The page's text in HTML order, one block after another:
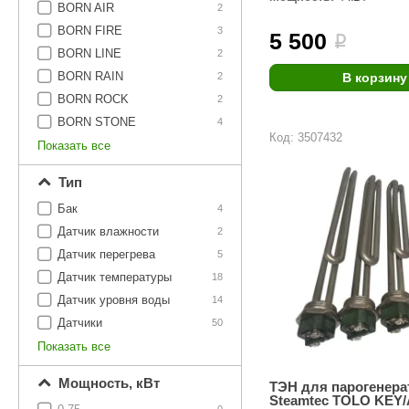
Мебель для бани
Душевые и паровые
Облицовки для печей
Готовые сауны
ИК сауны
Фитобочки
Материалы для сауны
Материалы для хамама
Duramax
Karina TMF
Инжкомцентр 3D SAUNA
Вулкан
Бренеран Grill’D
Эволюция
Теплый камень Россия
ПАР-ecology СОМ
EcoLife Woodson
Teplofom JLT
Mobiba Talc
Hukka Design
R-Snow
2
BORN AIR
3
BORN FIRE
2
BORN LINE
2
BORN RAIN
2
BORN ROCK
4
BORN STONE
Показать все
Тип
4
Бак
2
Датчик влажности
5
Датчик перегрева
18
Датчик температуры
14
Датчик уровня воды
50
Датчики
Показать все
Мощность, кВт
5 500 i
В корзину
Код: 3507432
ТЭН для
Steamtec TOLO